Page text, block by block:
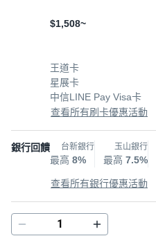
$1,508~
王道卡
星展卡
中信LINE Pay Visa卡
查看所有刷卡優惠活動
銀行回饋 台新銀行
最高 8%
玉山銀行
最高 7.5%
查看所有銀行優惠活動